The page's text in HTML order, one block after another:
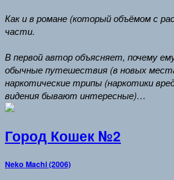
Как и в романе (который объёмом с
части.
В первой автор объясняет, почему
обычные путешествия (в новых
наркотические трипы (наркотики
видения бывают интересные)…
Город Кошек №2
Neko Machi (2006)